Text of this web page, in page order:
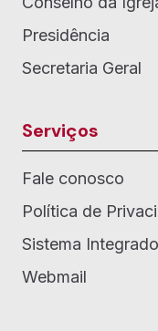
Presidência
Secretaria Geral
Serviços
Fale conosco
Política de
Sistema
Webmail